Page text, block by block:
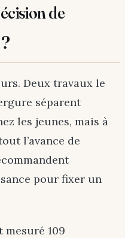
de
Deux travaux le
séparent
les jeunes, mais à
l’avance de
pour fixer un
109